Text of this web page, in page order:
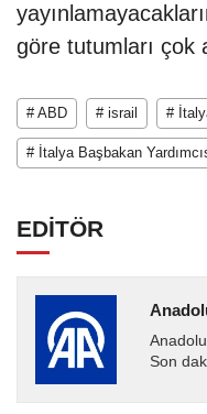
göre tutumları çok
# ABD # israil #
# İtalya Başbakan
EDİTÖR
Son
Ajansı